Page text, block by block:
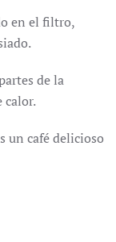
en el filtro,
de la
calor.
un café delicioso